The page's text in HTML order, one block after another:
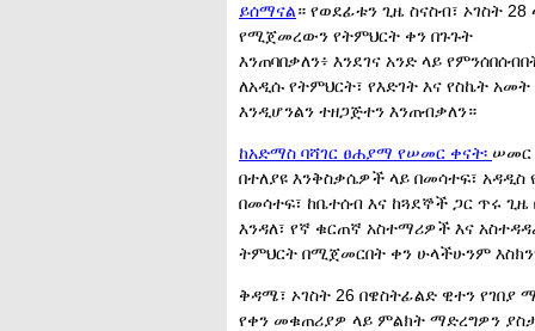
ይሰማናል። የወደፊቱን ጊዜ ስናስብ፣ ኦገስት 28
የሚጀመረውን የትምህርት ቀን በጉጉት
እንጠባበቃለን፥ እንደገና አንድ ላይ
ለአዲሱ የትምህርት፣ የእድገት እና የስኬት አመት
እንዲሆንልን ተዘጋጅተን እንጠብቃለን።
ከአድማስ ባሻገር ፀሐያማ የሠመር ቀናት፡ ሠመር
በተለያዩ እንቅስቃሴዎች ላይ በመሳተፍ፣
በመሳተፍ፣ ከቤተሰብ እና ከጓደኞች ጋር ጥሩ
እንዳለ፣ የኛ ቁርጠኛ አስተማሪዎች እና
ትምህርት በሚጀመርበት ቀን ሁላችሁንም
ቅዳሜ፣ ኦገስት 26 በዌስትፊልድ ዊተን የገበያ
የቀን መቁጠሪያዎ ላይ ምልክት ማድረግዎን